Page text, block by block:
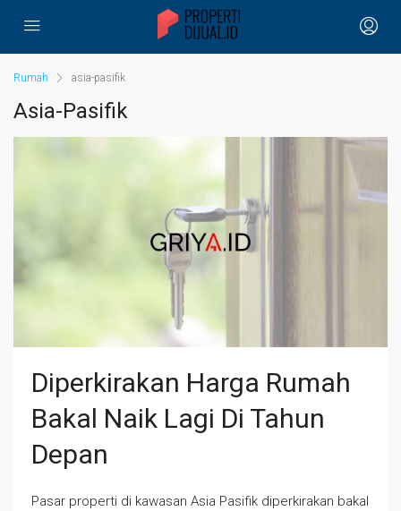
Rumah asia-pasifik
Asia-Pasifik
Diperkirakan Harga Rumah
Bakal Naik Lagi Di Tahun
Depan
Pasar properti di kawasan Asia Pasifik diperkirakan bakal